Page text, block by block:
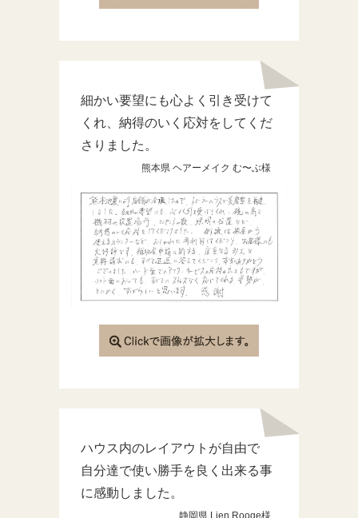
細かい要望にも心よく引き受けて
くれ、納得のいく応対をしてくだ
さりました。
熊本県 ヘアーメイク む〜ぶ様
ハウス内のレイアウトが自由で
自分達で使い勝手を良く出来る事
に感動しました。
静岡県 Lien Rooge様